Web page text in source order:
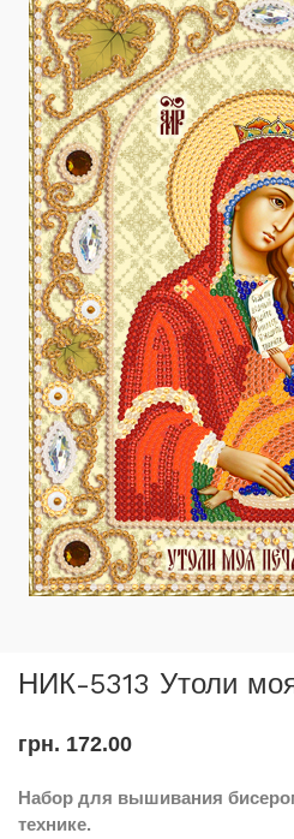
НИК-5313 Утоли
грн. 172.00
Набор для вышивания
технике.